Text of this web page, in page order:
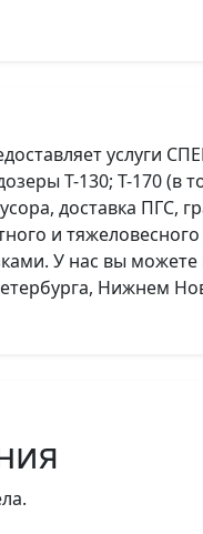
услуги
Т-130; Т-170 (в
доставка
и
У нас вы
Нижнем